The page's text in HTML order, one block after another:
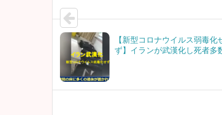
【新型コロナウイルス弱毒化
ず】イランが武漢化し死者多